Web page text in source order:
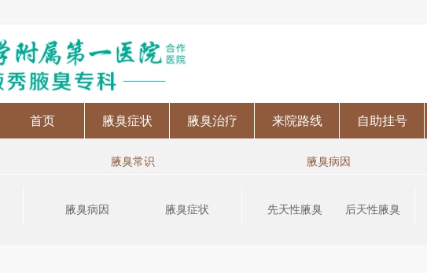
首页 腋臭症状 腋臭治疗 来院路线 自助挂号
腋臭常识
腋臭病因 腋臭症状
腋臭病因
先天性腋臭 后天性腋臭